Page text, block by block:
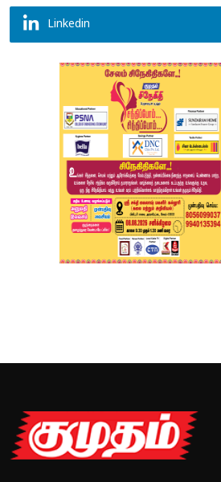
Linkedin